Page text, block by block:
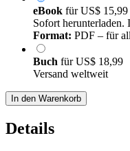
eBook fürUS$ 15,99
Sofort
Format: PDF – für
Buch fürUS$ 18,99
Versand weltweit
In den Warenkorb
Details